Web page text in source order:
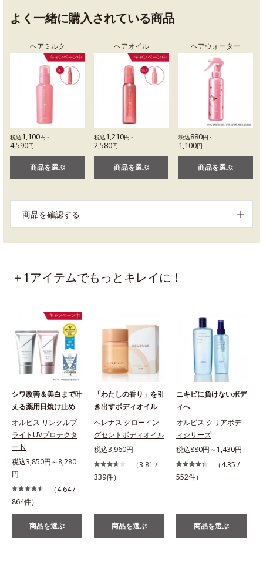
よく一緒に購入されている商品
ヘアミルク
税込1,100円～
4,590円
商品を選ぶ
ヘアオイル
税込1,210円～
2,580円
商品を選ぶ
ヘアウォーター
税込880円～
1,100円
商品を選ぶ
商品を確認する
＋1アイテムでもっとキレイに！
シワ改善＆美白まで叶
える薬用日焼け止め
オルビス リンクルブ
ライトUVプロテクタ
ー N
税込3,850円～8,280
円
（4.64 /
864件）
商品を選ぶ
「わたしの香り」を引
き出すボディオイル
へレナス グローイン
グセントボディオイル
税込3,960円
（3.81 /
339件）
商品を選ぶ
ニキビに負けないボデ
ィへ
オルビス クリアボデ
ィシリーズ
税込880円～1,430円
（4.35 /
552件）
商品を選ぶ